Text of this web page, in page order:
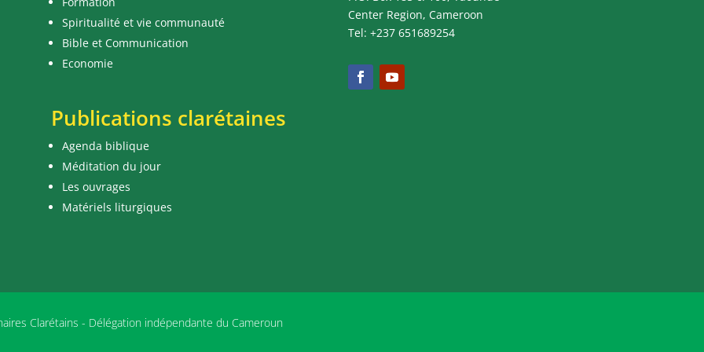
Spiritualité et vie communauté
Bible et Communication
Economie
Publications clarétaines
Agenda biblique
Méditation du jour
Les ouvrages
Matériels liturgiques
Center Region, Cameroon
Tel: +237 651689254
Clarétains - Délégation indépendante du Cameroun